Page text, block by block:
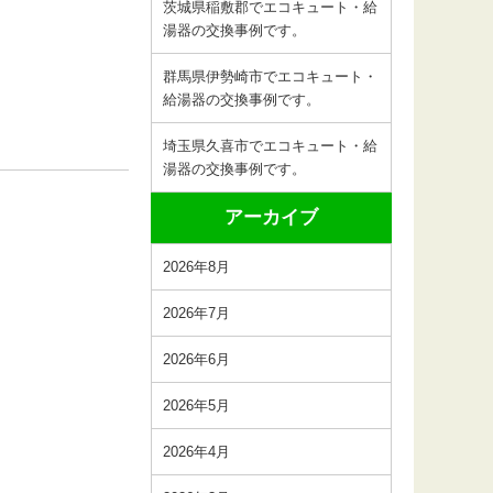
茨城県稲敷郡でエコキュート・給
湯器の交換事例です。
群馬県伊勢崎市でエコキュート・
給湯器の交換事例です。
埼玉県久喜市でエコキュート・給
湯器の交換事例です。
アーカイブ
2026年8月
2026年7月
2026年6月
2026年5月
2026年4月